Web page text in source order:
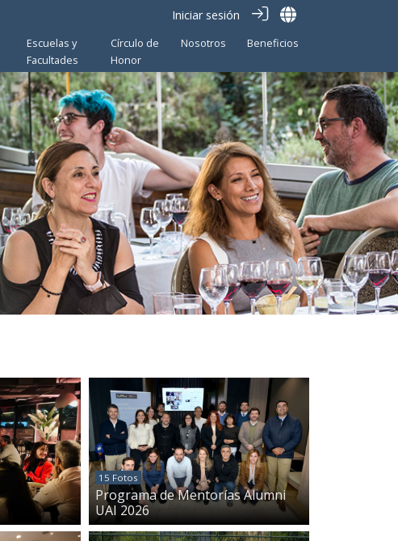
Iniciar sesión
Escuelas y
Facultades
Círculo de
Honor
Nosotros Beneficios
15 Fotos
Programa de Mentorías Alumni
UAI 2026